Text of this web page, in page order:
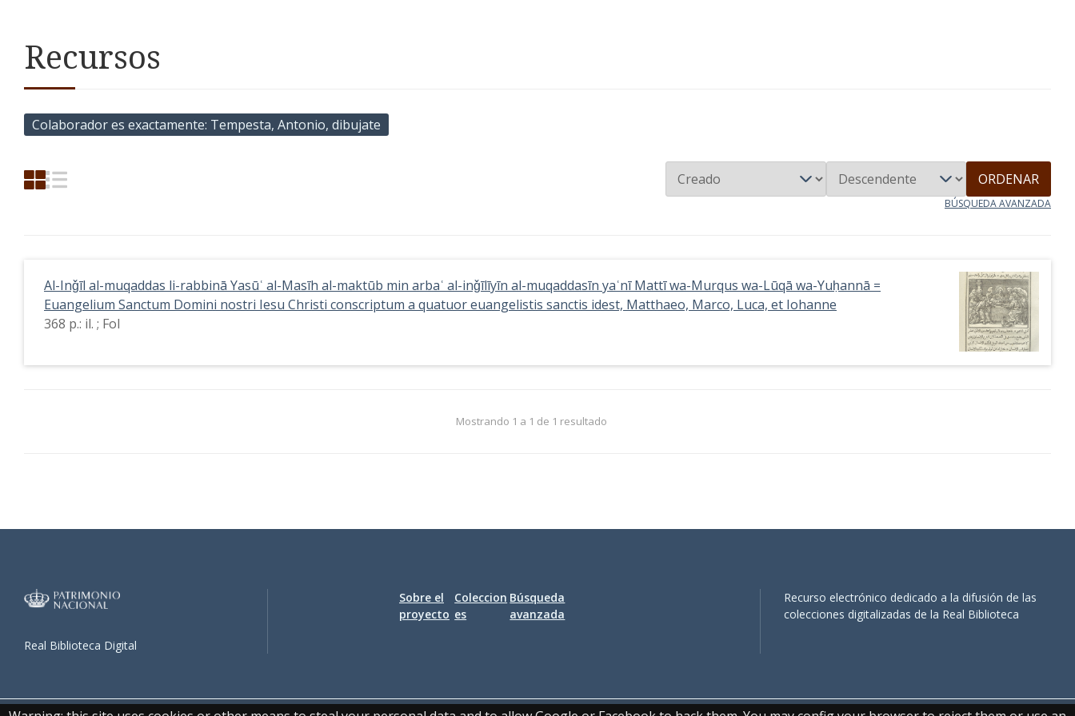
Recursos
Colaborador es exactamente Tempesta, Antonio, dibujate
ORDENAR
BÚSQUEDA AVANZADA
Al-Inǧīl al-muqaddas li-rabbinā Yasūʿ al-Masīh al-maktūb min arbaʿ al-inǧīlīyīn al-muqaddasīn yaʿnī Mattī wa-Murqus wa-Lūqā wa-Yuḥannā =
Euangelium Sanctum Domini nostri Iesu Christi conscriptum a quatuor euangelistis sanctis idest, Matthaeo, Marco, Luca, et Iohanne
368 p.: il. ; Fol
Mostrando 1 a 1 de 1 resultado
Real Biblioteca Digital
Sobre el
proyecto
Coleccion
es
Búsqueda
avanzada
Recurso electrónico dedicado a la difusión de las
colecciones digitalizadas de la Real Biblioteca